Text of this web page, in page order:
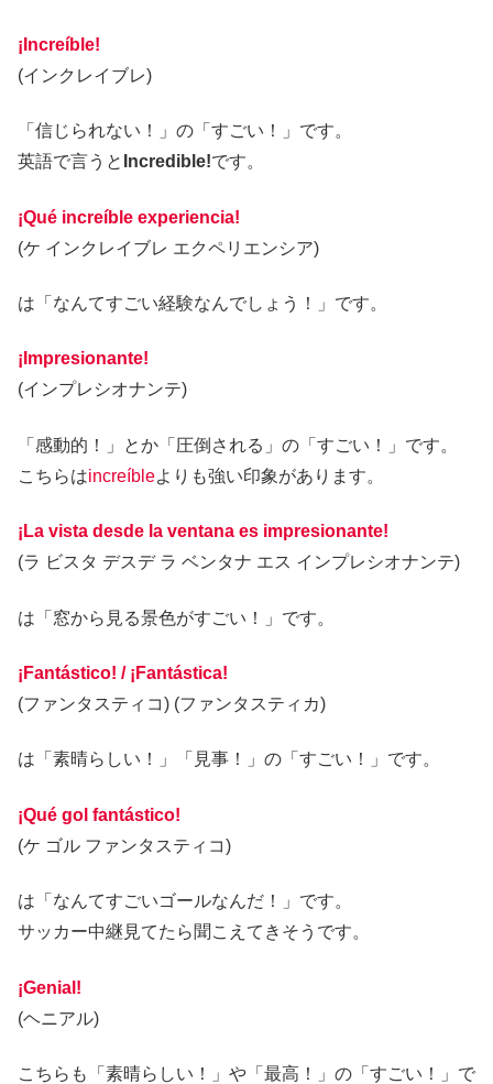
¡Increíble!
(インクレイブレ)
「信じられない！」の「すごい！」です。
英語で言うと Incredible!です。
¡Qué increíble experiencia!
(ケ インクレイブレ エクペリエンシア)
は「なんてすごい経験なんでしょう！」です。
¡Impresionante!
(インプレシオナンテ)
「感動的！」とか「圧倒される」の「すごい！」です。
こちらはincreíbleよりも強い印象があります。
¡La vista desde la ventana es impresionante!
(ラ ビスタ デスデ ラ ベンタナ エス インプレシオナンテ)
は「窓から見る景色がすごい！」です。
¡Fantástico! / ¡Fantástica!
(ファンタスティコ) (ファンタスティカ)
は「素晴らしい！」「見事！」の「すごい！」です。
¡Qué gol fantástico!
(ケ ゴル ファンタスティコ)
は「なんてすごいゴールなんだ！」です。
サッカー中継見てたら聞こえてきそうです。
¡Genial!
(ヘニアル)
こちらも「素晴らしい！」や「最高！」の「すごい！」で